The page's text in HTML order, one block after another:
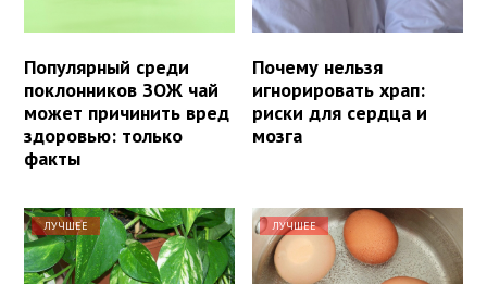
Популярный среди
поклонников ЗОЖ чай
может причинить вред
здоровью: только
факты
Почему нельзя
игнорировать храп:
риски для сердца и
мозга
ЛУЧШЕЕ ЛУЧШЕЕ